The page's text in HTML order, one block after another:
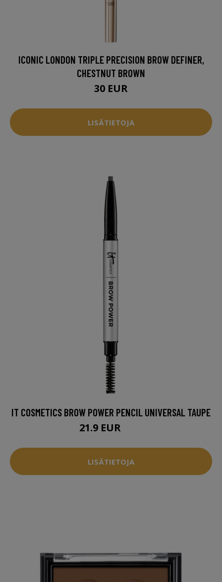
ICONIC LONDON TRIPLE PRECISION BROW DEFINER,
CHESTNUT BROWN
30 EUR
LISÄTIETOJA
IT COSMETICS BROW POWER PENCIL UNIVERSAL TAUPE
21.9 EUR
LISÄTIETOJA